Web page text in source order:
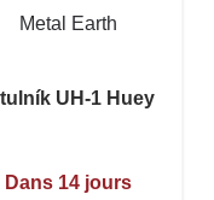
Metal Earth
UH-1 Huey
Dans 14 jours